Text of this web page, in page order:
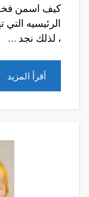
كيف اسمن
الرئيسيه
، لذلك نجد …
أقرأ المزيد